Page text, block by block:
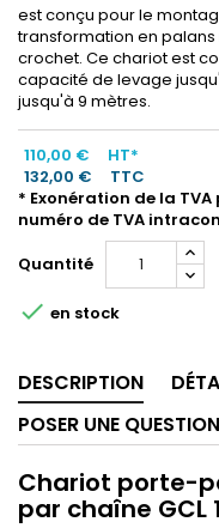
est conçu pour le
transformation en
crochet. Ce chariot est
capacité de levage
jusqu'à 9 mètres.
110,00 €
HT*
132,00 €
TTC
* Exonération de la TVA
numéro de TVA
Quantité
 en stock
DESCRIPTION
POSER UNE QUESTION
Chariot porte-
par chaîne GCL